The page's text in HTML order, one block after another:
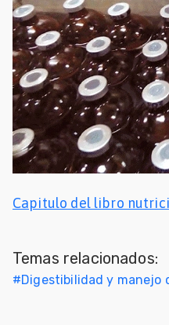
Capitulo del libro
Temas relacionados:
#Digestibilidad y manejo